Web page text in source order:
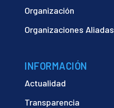
Organización
Organizaciones Aliadas
INFORMACIÓN
Actualidad
Transparencia